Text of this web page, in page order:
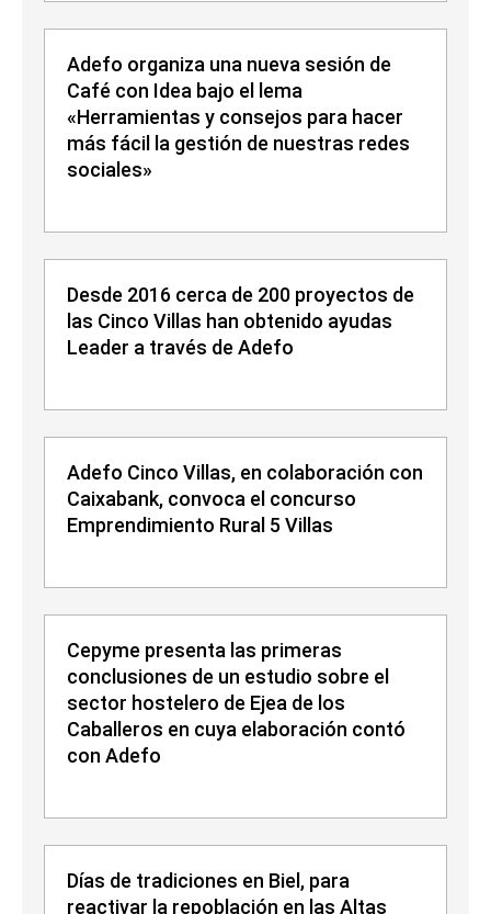
Adefo organiza una nueva sesión de
Café con Idea bajo el lema
«Herramientas y consejos para hacer
más fácil la gestión de nuestras redes
sociales»
Desde 2016 cerca de 200 proyectos de
las Cinco Villas han obtenido ayudas
Leader a través de Adefo
Adefo Cinco Villas, en colaboración con
Caixabank, convoca el concurso
Emprendimiento Rural 5 Villas
Cepyme presenta las primeras
conclusiones de un estudio sobre el
sector hostelero de Ejea de los
Caballeros en cuya elaboración contó
con Adefo
Días de tradiciones en Biel, para
reactivar la repoblación en las Altas